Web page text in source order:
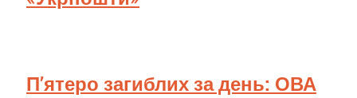
П’ятеро загиблих за день: ОВА